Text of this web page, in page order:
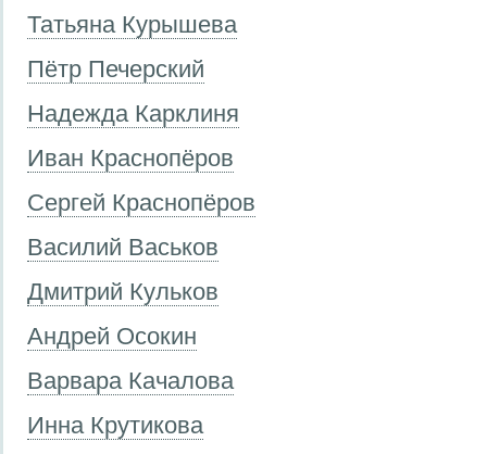
Татьяна Курышева
Пётр Печерский
Надежда Карклиня
Иван Краснопёров
Сергей Краснопёров
Василий Васьков
Дмитрий Кульков
Андрей Осокин
Варвара Качалова
Инна Крутикова